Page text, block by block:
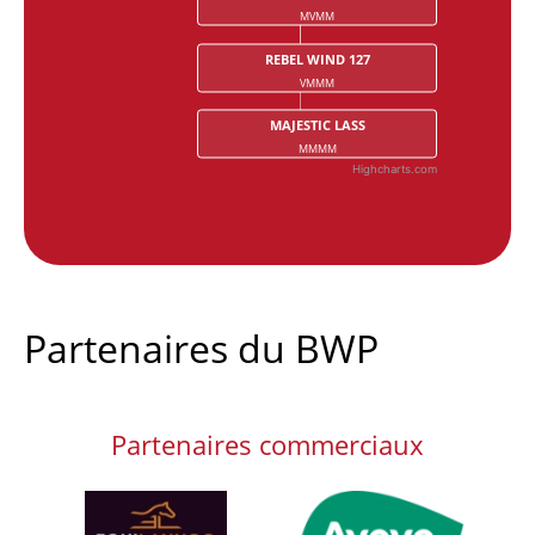
MVMM
REBEL WIND 127
VMMM
MAJESTIC LASS
MMMM
Highcharts.com
Partenaires du BWP
Partenaires commerciaux
Afbeelding Afbeelding